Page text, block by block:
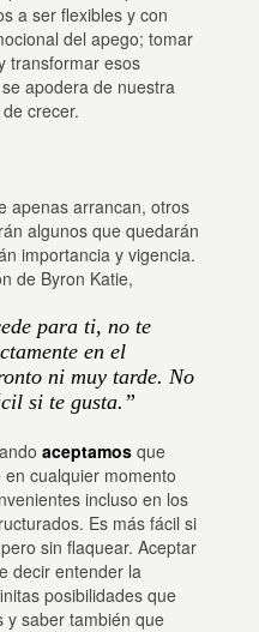
a ser flexibles y con
del apego; tomar
transformar esos
apodera de nuestra
crecer.
apenas arrancan, otros
algunos que quedarán
importancia y vigencia.
de Byron Katie,
para ti, no te
en el
ni muy tarde. No
si te gusta.”
aceptamos que
cualquier momento
incluso en los
Es más fácil si
sin flaquear. Aceptar
decir entender la
posibilidades que
y saber también que